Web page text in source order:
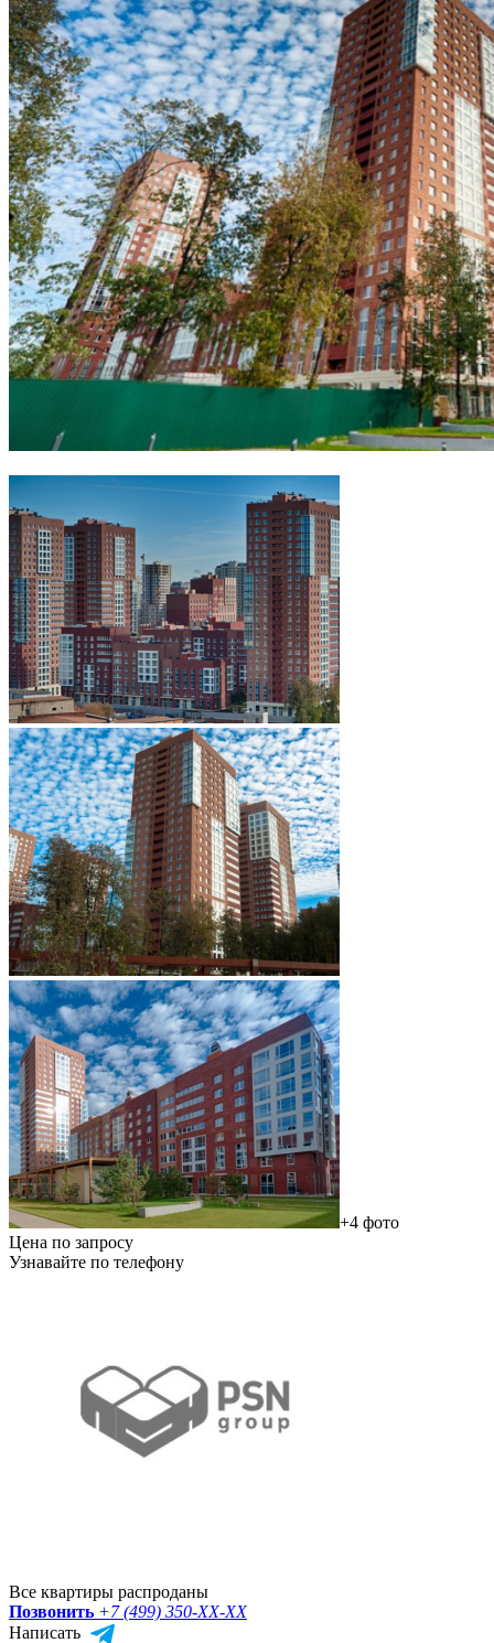
+4 фото
Цена по запросу
Узнавайте по телефону
Все квартиры распроданы
Позвонить +7 (499) 350-XX-XX
Написать